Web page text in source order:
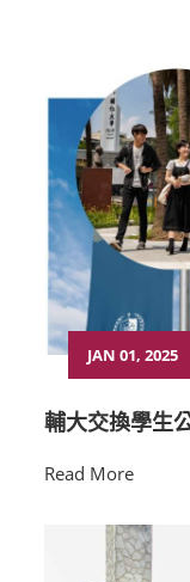
JAN 01, 2025
輔大交換學生
Read More